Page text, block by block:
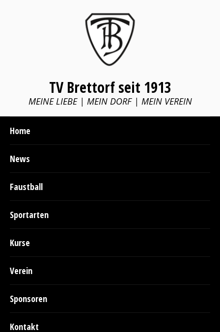
TV Brettorf seit 1913
MEINE LIEBE | MEIN DORF | MEIN VEREIN
Home
News
Faustball
Sportarten
Kurse
Verein
Sponsoren
Kontakt